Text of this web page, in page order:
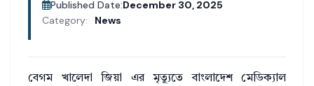
Published Date:December 30, 2025
Category:
News
বেগম খালেদা জিয়া এর মৃত্যুতে বাংলাদেশ মেডিক্যাল